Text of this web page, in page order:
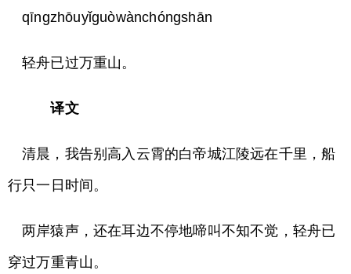
qīngzhōuyǐguòwànchóngshān
轻舟已过万重山。
译文
清晨，我告别高入云霄的白帝城江陵远在千里，船
行只一日时间。
两岸猿声，还在耳边不停地啼叫不知不觉，轻舟已
穿过万重青山。